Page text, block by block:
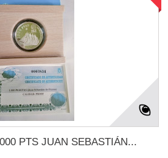
PTS JUAN SEBASTIÁN...